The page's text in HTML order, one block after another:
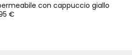
con cappuccio giallo
€